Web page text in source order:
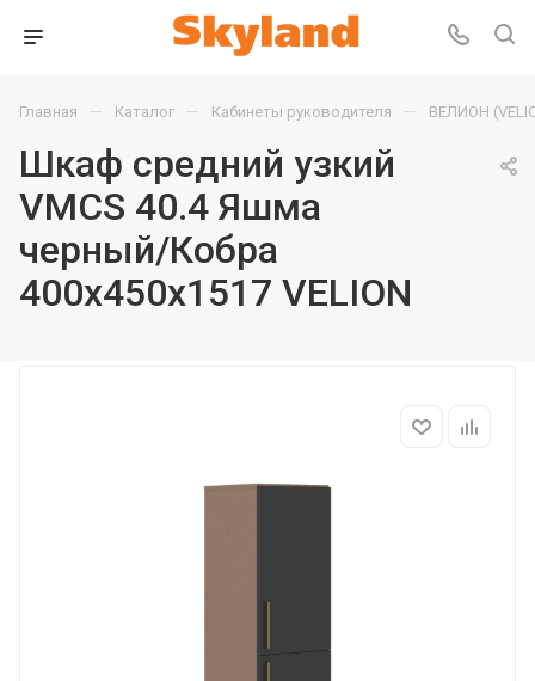
Главная — Каталог — Кабинеты руководителя — ВЕЛИОН
Шкаф средний узкий
VMCS 40.4 Яшма
черный/Кобра
400х450х1517 VELION